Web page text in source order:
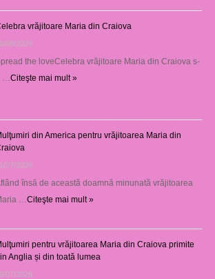
vrăjitoare Maria din Craiova
08/2026
the loveCelebra vrăjitoare Maria din Craiova s-
Citeşte mai mult »
din America pentru vrăjitoarea Maria din
07/2026
însă de această doamnă minunată vrăjitoarea
… Citeşte mai mult »
pentru vrăjitoarea Maria din Craiova primite
Anglia și din toată lumea
07/2026